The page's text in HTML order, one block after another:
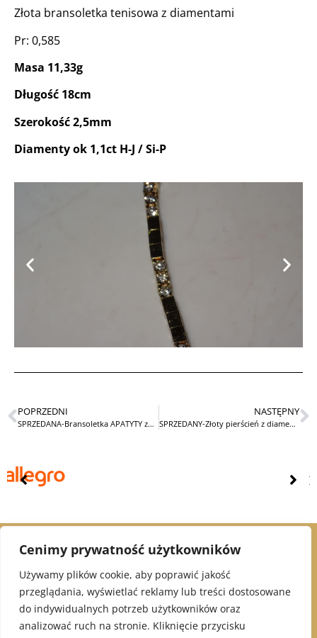
Cenimy prywatność użytkowników
Używamy plików cookie, aby poprawić jakość
przeglądania, wyświetlać reklamy lub treści dostosowane
do indywidualnych potrzeb użytkowników oraz
analizować ruch na stronie. Kliknięcie przycisku
Złota bransoletka tenisowa z diamentami
Pr: 0,585
Masa 11,33g
Długość 18cm
Szerokość 2,5mm
Diamenty ok 1,1ct H-J / Si-P
POPRZEDNI
SPRZEDANA-Bransoletka APATYTY ze złotem
NASTĘPNY
SPRZEDANY-Złoty pierścień z diamentami
© 2021 Alex Jubiler
INFORMACJE: